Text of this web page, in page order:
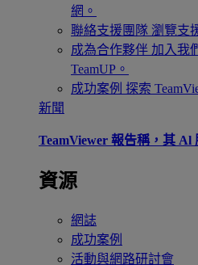
網。
聯絡支援團隊 瀏覽支
成為合作夥伴 加入我
TeamUP。
成功案例 探索
新聞
TeamViewer 報告稱，其 Al
資源
網誌
成功案例
活動與網路研討會